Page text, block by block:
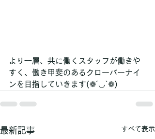
より一層、共に働くスタッフが働きや
すく、働き甲斐のあるクローバーナイ
ンを目指していきます(❁´◡`❁)
最新記事 すべて表示